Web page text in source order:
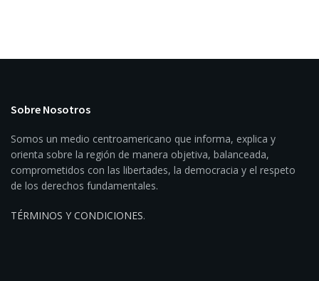
Sobre Nosotros
Somos un medio centroamericano que informa, explica y
orienta sobre la región de manera objetiva, balanceada,
comprometidos con las libertades, la democracia y el respeto
de los derechos fundamentales.
TÉRMINOS Y CONDICIONES.